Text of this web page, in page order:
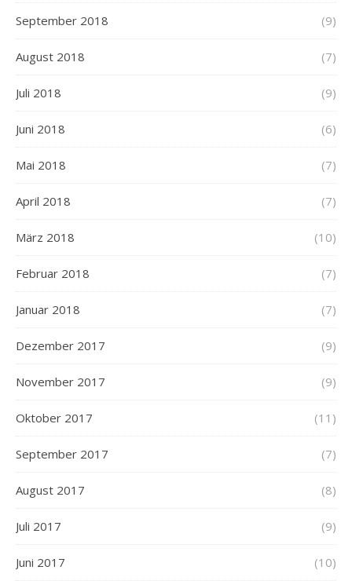
September 2018 (9)
August 2018 (7)
Juli 2018 (9)
Juni 2018 (6)
Mai 2018 (7)
April 2018 (7)
März 2018 (10)
Februar 2018 (7)
Januar 2018 (7)
Dezember 2017 (9)
November 2017 (9)
Oktober 2017 (11)
September 2017 (7)
August 2017 (8)
Juli 2017 (9)
Juni 2017 (10)